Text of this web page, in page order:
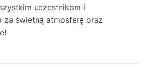
uczestnikom i
za świetną atmosferę oraz